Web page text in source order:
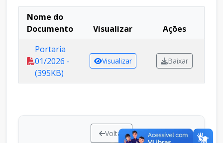
Nome do
Documento
Visualizar
Ações
Portaria
01/2026 -
(395KB)
Visualizar Baixar
Voltar